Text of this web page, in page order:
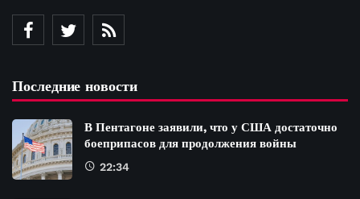
Последние новости
В Пентагоне заявили, что у США достаточно
боеприпасов для продолжения войны
22:34